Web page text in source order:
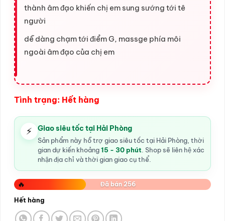
thành âm đạo khiến chị em sung sướng tới tê
người
dễ dàng chạm tới điểm G, massge phía môi
ngoài âm đạo của chị em
Tình trạng: Hết hàng
⚡ Giao siêu tốc tại Hải Phòng
Sản phẩm này hỗ trợ giao siêu tốc tại Hải Phòng, thời
gian dự kiến khoảng15 - 30 phút. Shop sẽ liên hệ xác
nhận địa chỉ và thời gian giao cụ thể.
🔥 Đã bán 256
Hết hàng